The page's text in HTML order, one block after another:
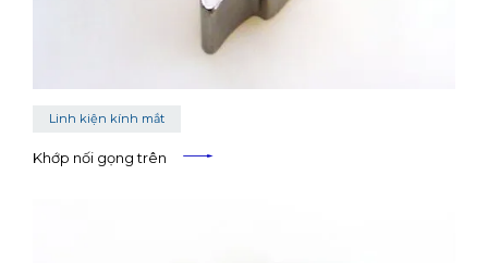
Linh kiện kính mắt
Khớp nối gọng trên